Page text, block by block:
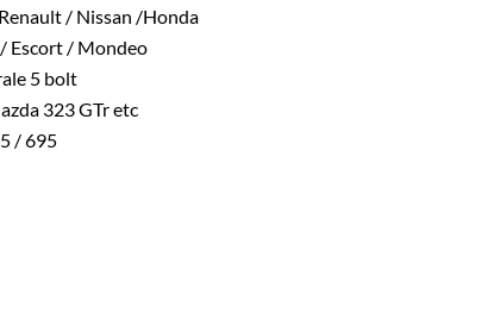
/ Nissan /Honda
Escort / Mondeo
5 bolt
323 GTr etc
/ 695